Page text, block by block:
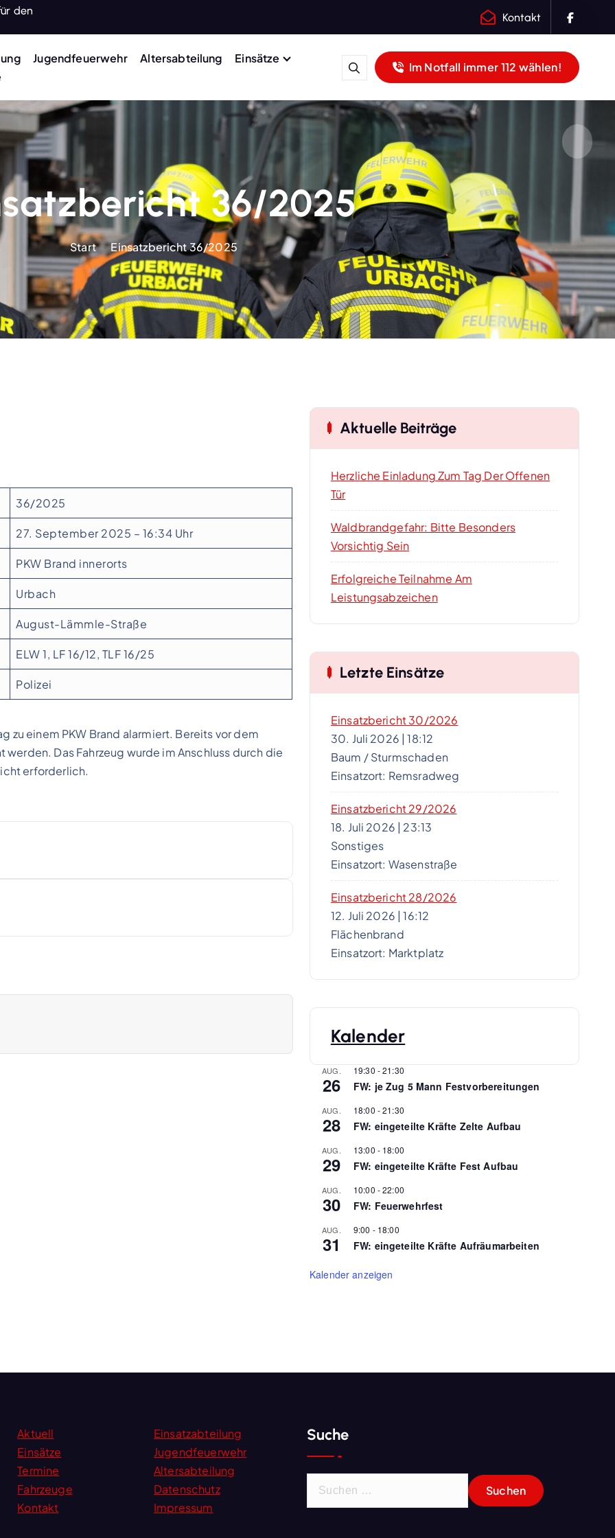
den
Kontakt
Jugendfeuerwehr Altersabteilung
Einsätze
Im Notfall immer 112 wählen!
36/2025
Start Einsatzbericht 36/2025
36/2025
27. September 2025 – 16:34 Uhr
PKW Brand innerorts
Urbach
August-Lämmle-Straße
ELW 1, LF 16/12, TLF 16/25
Polizei
zu einem PKW Brand alarmiert. Bereits vor dem
Das Fahrzeug wurde im Anschluss durch die
erforderlich.
Aktuelle Beiträge
Herzliche Einladung Zum Tag Der Offenen
Tür
Waldbrandgefahr: Bitte Besonders
Vorsichtig Sein
Erfolgreiche Teilnahme Am
Leistungsabzeichen
Letzte Einsätze
Einsatzbericht 30/2026
30. Juli 2026 |18:12
Baum / Sturmschaden
Einsatzort: Remsradweg
Einsatzbericht 29/2026
18. Juli 2026 | 23:13
Sonstiges
Einsatzort: Wasenstraße
Einsatzbericht 28/2026
12. Juli 2026 |16:12
Flächenbrand
Einsatzort: Marktplatz
Kalender
AUG.
26
19:30 -21:30
FW: je Zug 5 Mann Festvorbereitungen
AUG.
28
18:00 -21:30
FW: eingeteilte Kräfte Zelte Aufbau
AUG.
29
13:00 - 18:00
FW: eingeteilte Kräfte Fest Aufbau
AUG.
30
10:00 -22:00
FW: Feuerwehrfest
AUG.
31
9:00 - 18:00
FW: eingeteilte Kräfte Aufräumarbeiten
Kalender anzeigen
Aktuell
Einsatzabteilung
Einsätze
Jugendfeuerwehr
Termine
Altersabteilung
Fahrzeuge
Datenschutz
Kontakt
Impressum
Suche